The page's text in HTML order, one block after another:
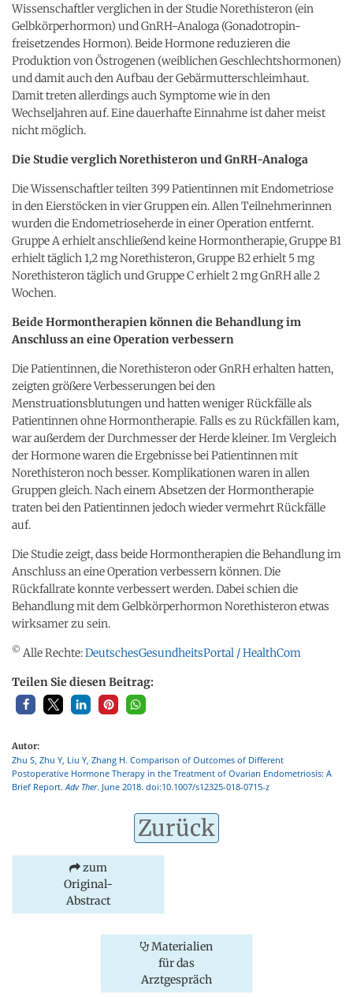
Wissenschaftler verglichen in der Studie Norethisteron (ein
Gelbkörperhormon) und GnRH-Analoga (Gonadotropin-
freisetzendes Hormon). Beide Hormone reduzieren die
Produktion von Östrogenen (weiblichen Geschlechtshormonen)
und damit auch den Aufbau der Gebärmutterschleimhaut.
Damit treten allerdings auch Symptome wie in den
Wechseljahren auf. Eine dauerhafte Einnahme ist daher meist
nicht möglich.
Die Studie verglich Norethisteron und GnRH-Analoga
Die Wissenschaftler teilten 399 Patientinnen mit Endometriose
in den Eierstöcken in vier Gruppen ein. Allen Teilnehmerinnen
wurden die Endometrioseherde in einer Operation entfernt.
Gruppe A erhielt anschließend keine Hormontherapie, Gruppe B1
erhielt täglich 1,2 mg Norethisteron, Gruppe B2 erhielt 5 mg
Norethisteron täglich und Gruppe C erhielt 2 mg GnRH alle 2
Wochen.
Beide Hormontherapien können die Behandlung im
Anschluss an eine Operation verbessern
Die Patientinnen, die Norethisteron oder GnRH erhalten hatten,
zeigten größere Verbesserungen bei den
Menstruationsblutungen und hatten weniger Rückfälle als
Patientinnen ohne Hormontherapie. Falls es zu Rückfällen kam,
war außerdem der Durchmesser der Herde kleiner. Im Vergleich
der Hormone waren die Ergebnisse bei Patientinnen mit
Norethisteron noch besser. Komplikationen waren in allen
Gruppen gleich. Nach einem Absetzen der Hormontherapie
traten bei den Patientinnen jedoch wieder vermehrt Rückfälle
auf.
Die Studie zeigt, dass beide Hormontherapien die Behandlung im
Anschluss an eine Operation verbessern können. Die
Rückfallrate konnte verbessert werden. Dabei schien die
Behandlung mit dem Gelbkörperhormon Norethisteron etwas
wirksamer zu sein.
© Alle Rechte:DeutschesGesundheitsPortal / HealthCom
Teilen Sie diesen Beitrag:
Autor:
Zhu S, Zhu Y, Liu Y, Zhang H. Comparison of Outcomes of Different
Postoperative Hormone Therapy in the Treatment of Ovarian Endometriosis: A
Brief Report. Adv Ther. June 2018. doi:10.1007/s12325-018-0715-z
Zurück
zum
Original-
Abstract
Materialien
für das
Arztgespräch